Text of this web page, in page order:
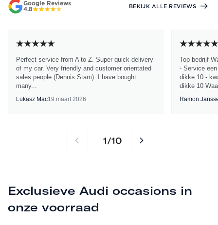
Google Reviews
4.8
BEKIJK ALLE REVIEWS
Perfect service from A to Z. Super quick delivery
of my car. Very friendly and customer orientated
sales people (Dennis Stam). I have bought
many...
Lukasz Mac19 maart 2026
Top bedrijf
- Service
dikke 10 -
dikke 10
Ramon
1/10
Exclusieve Audi occasions in
onze voorraad